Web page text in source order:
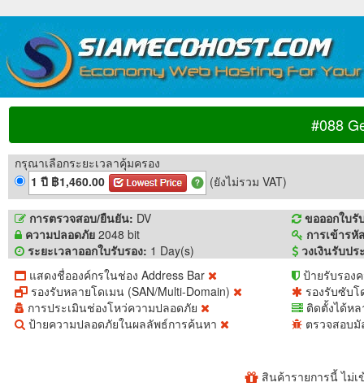
#088
กรุณาเลือกระยะเวลาคุุ้มครอง
1 ปี ฿1,460.00
(ยังไม่รวม VAT)
การตรวจสอบ/ยืนยัน: DV
ขอออกใบรั
ความปลอดภัย 2048 bit
การเข้ารหั
ระยะเวลาออกใบรับรอง: 1 Day(s)
วงเงินรับป
แสดงชื่อองค์กรในช่อง Address Bar
ป้ายรับรอง
รองรับหลายโดเมน (SAN/Multi-Domain)
รองรับซับโ
การประเมินช่องโหว่ความปลอดภัย
ติดตั้งได้ห
ป้ายความปลอดภัยในผลลัพธ์การค้นหา
ตรวจสอบ
สินค้ารายการนี้ ไม่เ